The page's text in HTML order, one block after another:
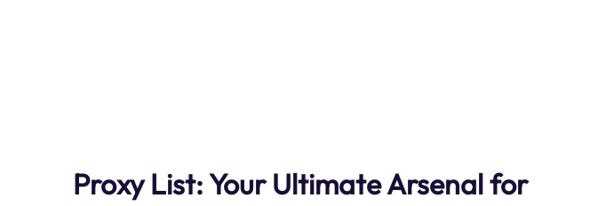
Proxy List: Your Ultimate Arsenal for